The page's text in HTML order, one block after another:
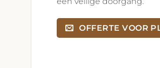
OFFERTE VOOR